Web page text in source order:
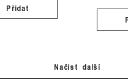
Přidat
Načíst další